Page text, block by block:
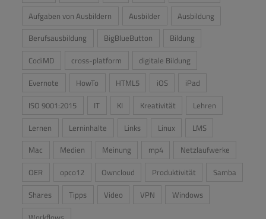
Aufgaben von Ausbildern
Ausbilder
Ausbildung
Berufsausbildung
BigBlueButton
Bildung
CodiMD
cross-platform
digitale Bildung
Evernote
HowTo HTML5 iOS
iPad
ISO 9001:2015
IT KI Kreativität
Lehren
Lernen
Lerninhalte Links Linux
LMS
Mac
Medien Meinung mp4
Netzlaufwerke
OER
opco12 Owncloud Produktivität
Samba
Shares
Tipps Video VPN
Windows